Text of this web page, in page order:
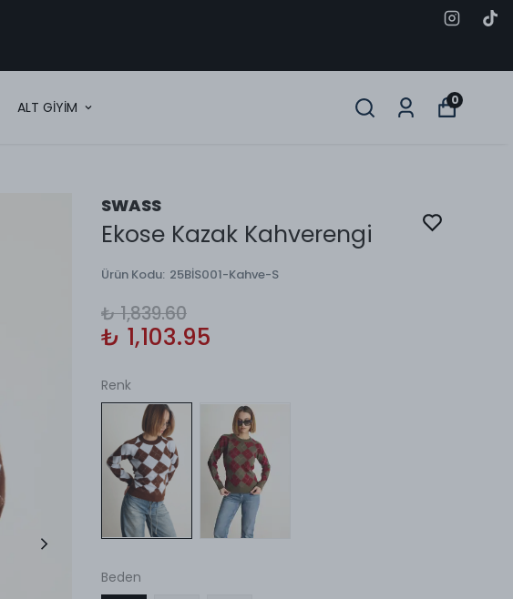
ALT GİYİM 0
SWASS
Ekose Kazak Kahverengi
Ürün Kodu: 25BİS001-Kahve-S
₺ 1,839.60
₺ 1,103.95
Renk
Beden